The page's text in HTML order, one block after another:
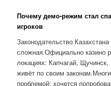
Почему демо-режим стал
игроков
Законодательство
сложная.Официально казино
локациях: Капчагай,
живёт по своим
проблемой: хочется